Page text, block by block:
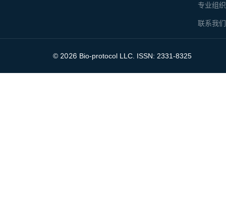
专业组
联系我们
© 2026 Bio-protocol LLC. ISSN: 2331-8325